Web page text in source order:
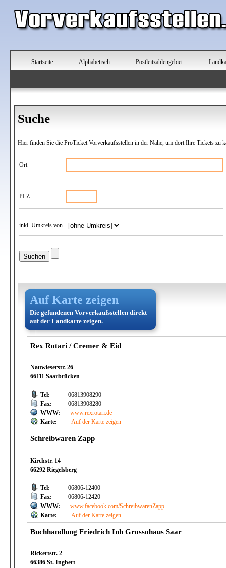
Startseite Alphabetisch Postleitzahlengebiet
Suche
Hier finden Sie die ProTicket Vorverkaufsstellen in der Nähe, um dort Ihre Tickets zu
Ort
PLZ
inkl. Umkreis von
Auf Karte zeigen
Die gefundenen Vorverkaufsstellen direkt
auf der Landkarte zeigen.
Rex Rotari / Cremer & Eid
Nauwieserstr. 26
66111 Saarbrücken
Tel:
06813908290
Fax:
06813908280
WWW:
www.rexrotari.de
Karte:
Auf der Karte zeigen
Schreibwaren Zapp
Kirchstr. 14
66292 Riegelsberg
Tel:
06806-12400
Fax:
06806-12420
WWW:
www.facebook.com/SchreibwarenZapp
Karte:
Auf der Karte zeigen
Buchhandlung Friedrich Inh Grossohaus Saar
Rickertstr. 2
66386 St. Ingbert